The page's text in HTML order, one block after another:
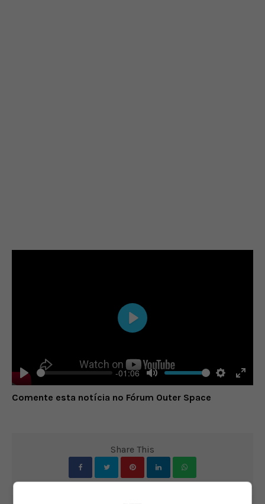
Play
-01:06
Mute Settings
Enter
Play
Comente esta notícia no Fórum Outer Space
Share This